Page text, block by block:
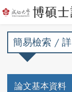
簡易檢索 /
論文基本資料